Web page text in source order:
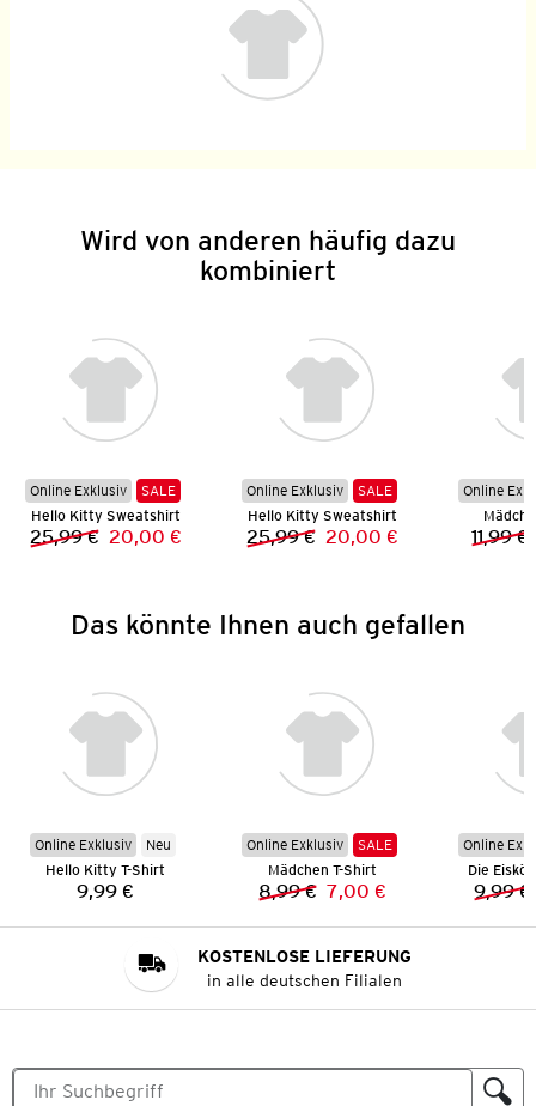
Wird von anderen häufig dazu
kombiniert
Online Exklusiv
SALE
Hello Kitty Sweatshirt
Vorheriger Preis:
25,99 € Neuer Preis:
20,00 €
Online Exklusiv
SALE
Hello Kitty Sweatshirt
Vorheriger Preis:
25,99 € Neuer Preis:
20,00 €
Online
11,99 €
Das könnte Ihnen auch gefallen
Online Exklusiv
Neu
Hello Kitty T-Shirt
Preis:
9,99 €
Online Exklusiv
SALE
Mädchen T-Shirt
Vorheriger Preis:
8,99 € Neuer Preis:
7,00 €
Online
Die
9,99 €
KOSTENLOSE LIEFERUNG
in alle deutschen Filialen